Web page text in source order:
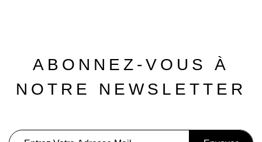
ABONNEZ-VOUS À
NOTRE NEWSLETTER